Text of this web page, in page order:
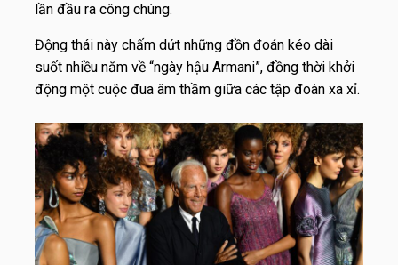
lần đầu ra công chúng.
Động thái này chấm dứt những đồn đoán kéo dài
suốt nhiều năm về “ngày hậu Armani”, đồng thời khởi
động một cuộc đua âm thầm giữa các tập đoàn xa xỉ.